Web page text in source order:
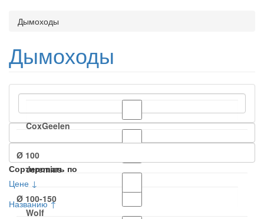
Дымоходы
Дымоходы
CoxGeelen
Jeremias
Wolf
Ø 100
Ø 100-150
Сортировать по
Цене ↓
Названию ↑